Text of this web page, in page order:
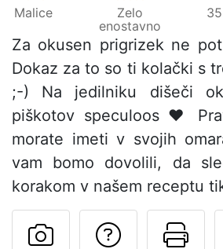
Malice
Zelo
enostavno
Za okusen prigrizek ne
Dokaz za to so ti kolački s
;-) Na jedilniku dišeči
piškotov speculoos ♥
morate imeti v svojih
vam bomo dovolili, da
korakom v našem receptu